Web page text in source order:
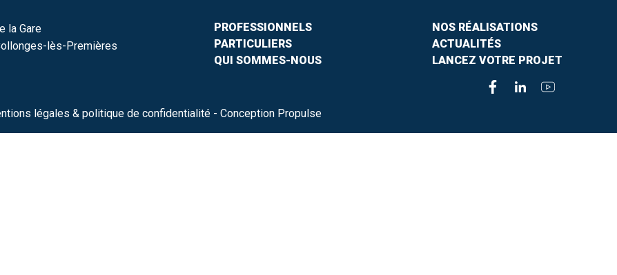
la Gare
lès-Premières
PROFESSIONNELS
PARTICULIERS
QUI SOMMES-NOUS
NOS RÉALISATIONS
ACTUALITÉS
LANCEZ VOTRE PROJET
légales & politique de confidentialité - Conception Propulse